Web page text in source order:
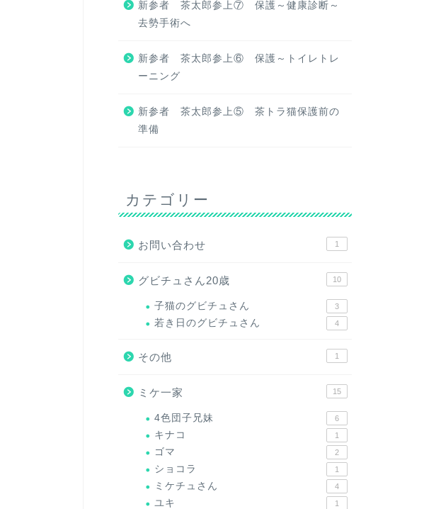
新参者 茶太郎参上⑦ 保護～健康診断～
去勢手術へ
新参者 茶太郎参上⑥ 保護～トイレトレ
ーニング
新参者 茶太郎参上⑤ 茶トラ猫保護前の
準備
カテゴリー
お問い合わせ 1
グビチュさん20歳 10
子猫のグビチュさん 3
若き日のグビチュさん 4
その他 1
ミケ一家 15
4色団子兄妹 6
キナコ 1
ゴマ 2
ショコラ 1
ミケチュさん 4
ユキ 1